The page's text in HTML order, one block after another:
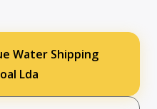
Water Shipping
Lda